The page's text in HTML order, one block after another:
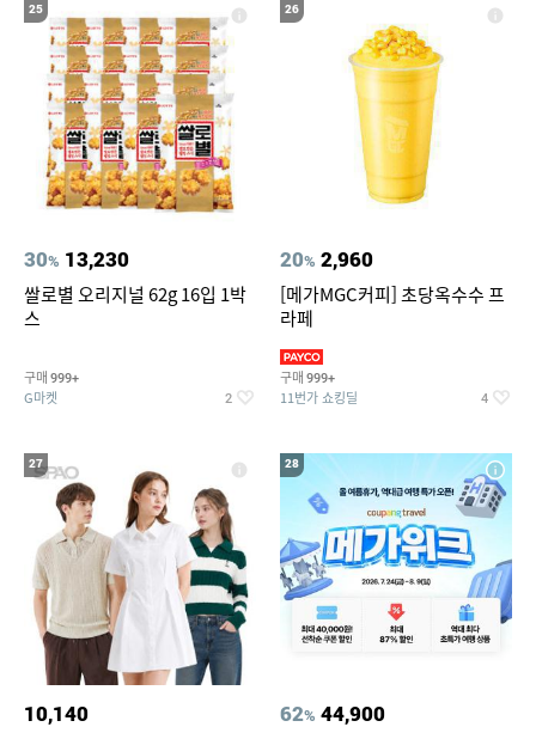
25
30% 13,230
쌀로별 오리지널 62g 16입 1박
스
구매 999+
G마켓 2
26
20% 2,960
[메가MGC커피] 초당옥수수 프
라페
구매 999+
11번가 쇼킹딜 4
27
10,140
28
62% 44,900